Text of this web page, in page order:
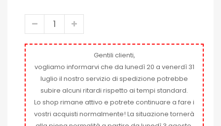
Gentili clienti,
vogliamo informarvi che da lunedì 20 a venerdì 31
luglio il nostro servizio di spedizione potrebbe
subire alcuni ritardi rispetto ai tempi standard.
Lo shop rimane attivo e potrete continuare a fare i
vostri acquisti normalmente! La situazione tornerà